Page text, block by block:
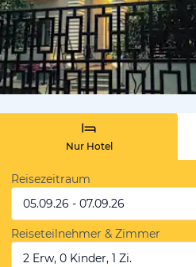
Nur Hotel
Reisezeitraum
05.09.26 - 07.09.26
Reiseteilnehmer & Zimmer
2 Erw, 0 Kinder, 1 Zi.